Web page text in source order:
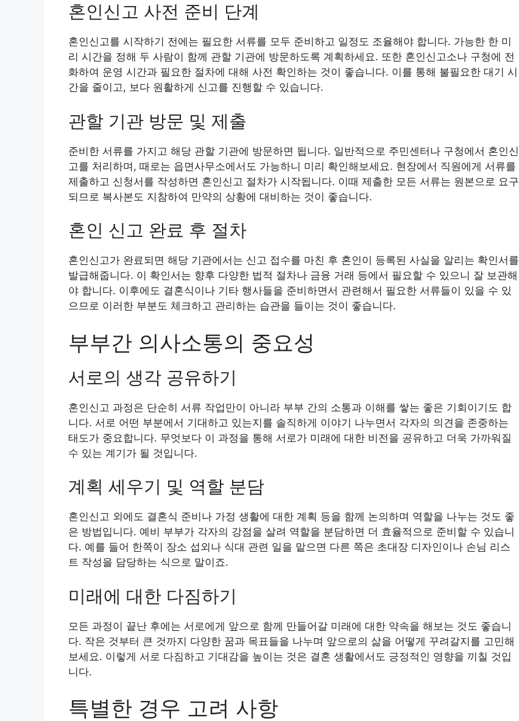
혼인신고 사전 준비 단계
혼인신고를 시작하기 전에는 필요한 서류를 모두 준비하고 일정도 조율해야 합니다. 가능한 한 미
리 시간을 정해 두 사람이 함께 관할 기관에 방문하도록 계획하세요. 또한 혼인신고소나 구청에 전
화하여 운영 시간과 필요한 절차에 대해 사전 확인하는 것이 좋습니다. 이를 통해 불필요한 대기 시
간을 줄이고, 보다 원활하게 신고를 진행할 수 있습니다.
관할 기관 방문 및 제출
준비한 서류를 가지고 해당 관할 기관에 방문하면 됩니다. 일반적으로 주민센터나 구청에서 혼인신
고를 처리하며, 때로는 읍면사무소에서도 가능하니 미리 확인해보세요. 현장에서 직원에게 서류를
제출하고 신청서를 작성하면 혼인신고 절차가 시작됩니다. 이때 제출한 모든 서류는 원본으로 요구
되므로 복사본도 지참하여 만약의 상황에 대비하는 것이 좋습니다.
혼인 신고 완료 후 절차
혼인신고가 완료되면 해당 기관에서는 신고 접수를 마친 후 혼인이 등록된 사실을 알리는 확인서를
발급해줍니다. 이 확인서는 향후 다양한 법적 절차나 금융 거래 등에서 필요할 수 있으니 잘 보관해
야 합니다. 이후에도 결혼식이나 기타 행사들을 준비하면서 관련해서 필요한 서류들이 있을 수 있
으므로 이러한 부분도 체크하고 관리하는 습관을 들이는 것이 좋습니다.
부부간 의사소통의 중요성
서로의 생각 공유하기
혼인신고 과정은 단순히 서류 작업만이 아니라 부부 간의 소통과 이해를 쌓는 좋은 기회이기도 합
니다. 서로 어떤 부분에서 기대하고 있는지를 솔직하게 이야기 나누면서 각자의 의견을 존중하는
태도가 중요합니다. 무엇보다 이 과정을 통해 서로가 미래에 대한 비전을 공유하고 더욱 가까워질
수 있는 계기가 될 것입니다.
계획 세우기 및 역할 분담
혼인신고 외에도 결혼식 준비나 가정 생활에 대한 계획 등을 함께 논의하며 역할을 나누는 것도 좋
은 방법입니다. 예비 부부가 각자의 강점을 살려 역할을 분담하면 더 효율적으로 준비할 수 있습니
다. 예를 들어 한쪽이 장소 섭외나 식대 관련 일을 맡으면 다른 쪽은 초대장 디자인이나 손님 리스
트 작성을 담당하는 식으로 말이죠.
미래에 대한 다짐하기
모든 과정이 끝난 후에는 서로에게 앞으로 함께 만들어갈 미래에 대한 약속을 해보는 것도 좋습니
다. 작은 것부터 큰 것까지 다양한 꿈과 목표들을 나누며 앞으로의 삶을 어떻게 꾸려갈지를 고민해
보세요. 이렇게 서로 다짐하고 기대감을 높이는 것은 결혼 생활에서도 긍정적인 영향을 끼칠 것입
니다.
특별한 경우 고려 사항